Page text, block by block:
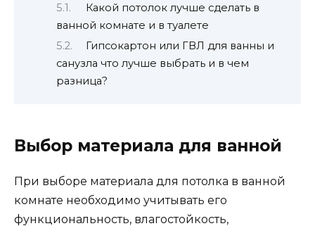
Какой потолок лучше сделать в
ванной комнате и в туалете
Гипсокартон или ГВЛ для ванны и
санузла что лучше выбрать и в чем
разница?
Выбор материала для ванной
При выборе материала для потолка в ванной
комнате необходимо учитывать его
функциональность, влагостойкость,